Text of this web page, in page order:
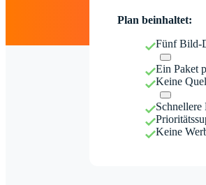
Plan beinhaltet:
Fünf Bild-
Ein Paket
Keine
Schnellere
Keine